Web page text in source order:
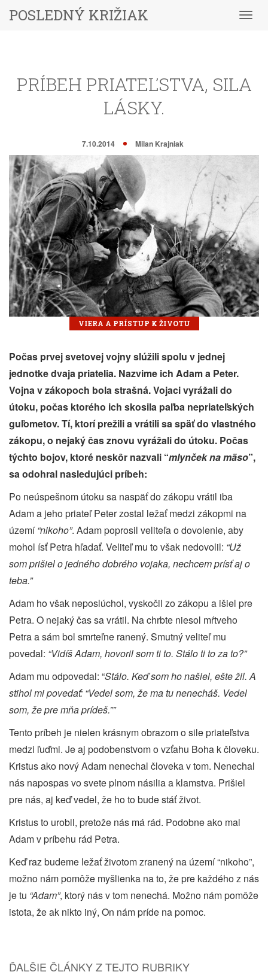
Menu
POSLEDNÝ KRIŽIAK
PRÍBEH PRIATEĽSTVA, SILA
LÁSKY.
7.10.2014 Milan Krajniak
VIERA A PRÍSTUP K ŽIVOTU
Počas prvej svetovej vojny slúžili spolu v jednej
jednotke dvaja priatelia. Nazvime ich Adam a Peter.
Vojna v zákopoch bola strašná. Vojaci vyrážali do
útoku, počas ktorého ich skosila paľba nepriateľských
guľometov. Tí, ktorí prežili a vrátili sa späť do vlastného
zákopu, o nejaký čas znovu vyrážali do útoku. Počas
týchto bojov, ktoré neskôr nazvali “mlynček na mäso”,
sa odohral nasledujúci príbeh:
Po neúspešnom útoku sa naspäť do zákopu vrátil iba
Adam a jeho priateľ Peter zostal ležať medzi zákopmi na
území“nikoho”. Adam poprosil veliteľa o dovolenie, aby
mohol ísť Petra hľadať. Veliteľ mu to však nedovolil: “Už
som prišiel o jedného dobrého vojaka, nechcem prísť aj o
teba.”
Adam ho však neposlúchol, vyskočil zo zákopu a išiel pre
Petra. O nejaký čas sa vrátil. Na chrbte niesol mŕtveho
Petra a sám bol smrteľne ranený. Smutný veliteľ mu
povedal: “Vidíš Adam, hovoril som ti to. Stálo ti to za to?”
Adam mu odpovedal: “Stálo. Keď som ho našiel, ešte žil. A
stihol mi povedať: “Vedel som, že ma tu nenecháš. Vedel
som, že pre mňa prídeš.””
Tento príbeh je nielen krásnym obrazom o sile priateľstva
medzi ľuďmi. Je aj podobenstvom o vzťahu Boha k človeku.
Kristus ako nový Adam nenechal človeka v tom. Nenechal
nás napospas vo svete plnom násilia a klamstva. Prišiel
pre nás, aj keď vedel, že ho to bude stáť život.
Kristus to urobil, pretože nás má rád. Podobne ako mal
Adam v príbehu rád Petra.
Keď raz budeme ležať životom zranený na území “nikoho”,
možno nám pomôže myšlienka na to, že pre každého z nás
je tu “Adam”, ktorý nás v tom nenechá. Možno nám pomôže
istota, že ak nikto iný, On nám príde na pomoc.
ĎALŠIE ČLÁNKY Z TEJTO RUBRIKY